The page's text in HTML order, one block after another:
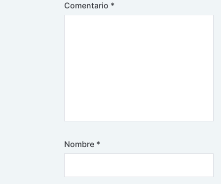
Comentario *
Nombre *